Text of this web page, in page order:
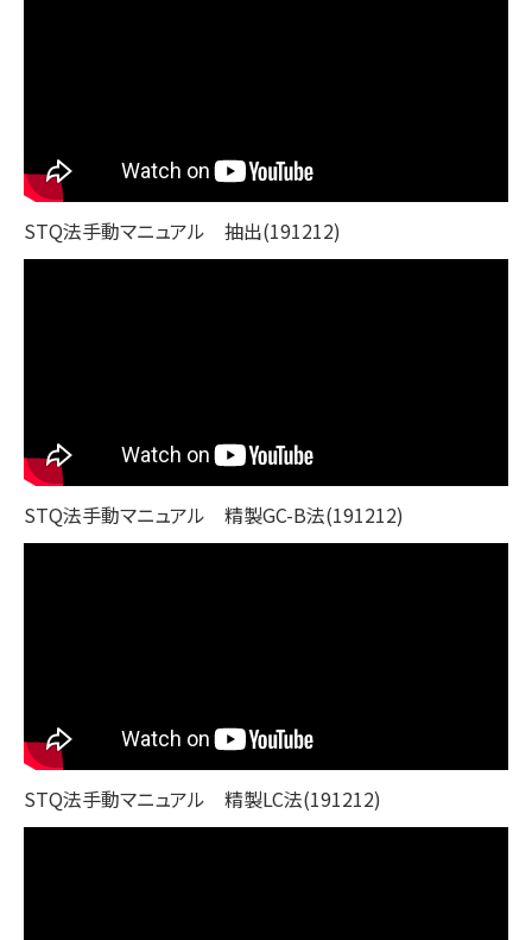
STQ法手動マニュアル 抽出(191212)
STQ法手動マニュアル 精製GC-B法(191212)
STQ法手動マニュアル 精製LC法(191212)